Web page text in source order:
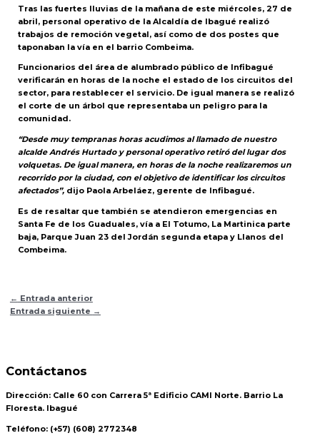
Tras las fuertes lluvias de la mañana de este miércoles, 27 de
abril, personal operativo de la Alcaldía de Ibagué realizó
trabajos de remoción vegetal, así como de dos postes que
taponaban la vía en el barrio Combeima.
Funcionarios del área de alumbrado público de Infibagué
verificarán en horas de la noche el estado de los circuitos del
sector, para restablecer el servicio. De igual manera se realizó
el corte de un árbol que representaba un peligro para la
comunidad.
“Desde muy tempranas horas acudimos al llamado de nuestro
alcalde Andrés Hurtado y personal operativo retiró del lugar dos
volquetas. De igual manera, en horas de la noche realizaremos un
recorrido por la ciudad, con el objetivo de identificar los circuitos
afectados”,dijo Paola Arbeláez, gerente de Infibagué.
Es de resaltar que también se atendieron emergencias en
Santa Fe de los Guaduales, vía a El Totumo, La Martinica parte
baja, Parque Juan 23 del Jordán segunda etapa y Llanos del
Combeima.
← Entrada anterior
Entrada siguiente →
Contáctanos
Dirección: Calle 60 con Carrera 5ª Edificio CAMI Norte. Barrio La
Floresta. Ibagué
Teléfono: (+57) (608) 2772348